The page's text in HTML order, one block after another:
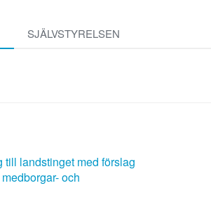
SJÄLVSTYRELSEN
landstinget med förslag
och